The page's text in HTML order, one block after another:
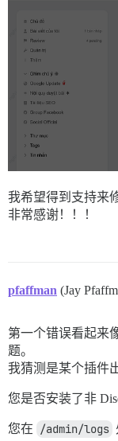
我希望得到支持来
非常感谢！！！
pfaffman (Jay
第一个错误看起来
题。
我猜测是某个插件
您是否安装了非
您在 /admin/logs